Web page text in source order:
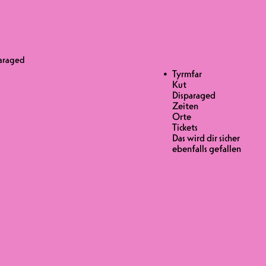
Tyrmfar
Kut
Disparaged
Zeiten
Orte
Tickets
Das wird dir sicher
ebenfalls gefallen
28.-
Metal mit einer Vernissage,